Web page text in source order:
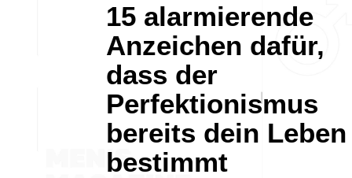
15 alarmierende
Anzeichen dafür,
dass der
Perfektionismus
bereits dein Leben
bestimmt